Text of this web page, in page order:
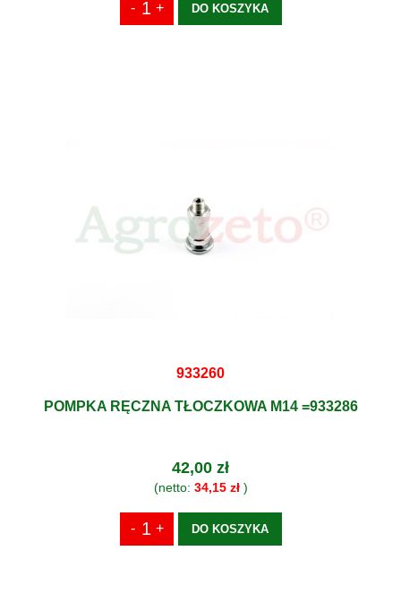
DO KOSZYKA
933260
POMPKA RĘCZNA TŁOCZKOWA M14 =933286
42,00 zł
(netto: 34,15 zł)
DO KOSZYKA